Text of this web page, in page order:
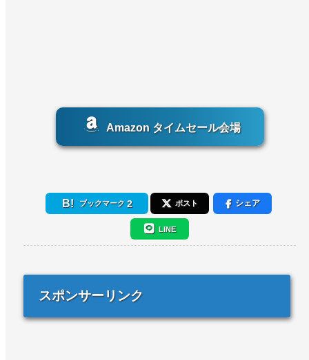
Amazon タイムセール会場
ブックマーク 2 ポスト シェア
LINE
スポンサーリンク